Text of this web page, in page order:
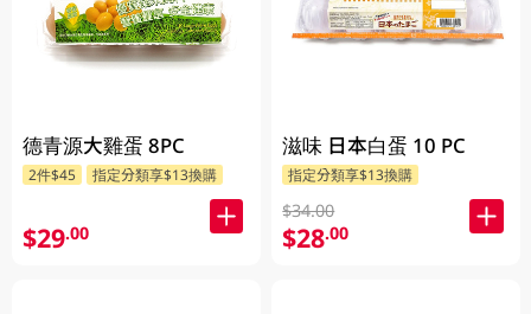
德青源大雞蛋 8PC
2件$45 指定分類享$13換購
$29.00
滋味 日本白蛋 10 PC
指定分類享$13換購
$34.00
$28.00